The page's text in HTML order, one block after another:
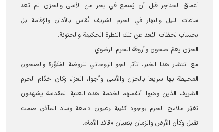
أعماق الحناجر قبل أن يُسمع في بحر من الأسی والحزن. لم تعد
ساعات الليل والنهار في الحرم الشریف تُقاس بالأذان والإقامة بل
بحساب لحظات البُعد عن تلك النظرة الحكيمة والحنونة.
الحزن يعمّ صحون وأروقة الحرم الرضوي
مع انتشار هذا الخبر، تأثر الجو الروحاني للروضة المُنَوَّرة والصحون
المحيطة بها سريعا بالحزن والأسى وأجواء العزاء وكان خدّام الحرم
الشریف الذين وهبوا أنفسهم لخدمة هذه العتبة المقدسة يشهدون
تغيّر ملامح الحرم بوجوه كئيبة وعيون دامعة وساد المآذن صمت
ثقيل وكأن الأرض والزمان ینعیان «قائد الأمة».